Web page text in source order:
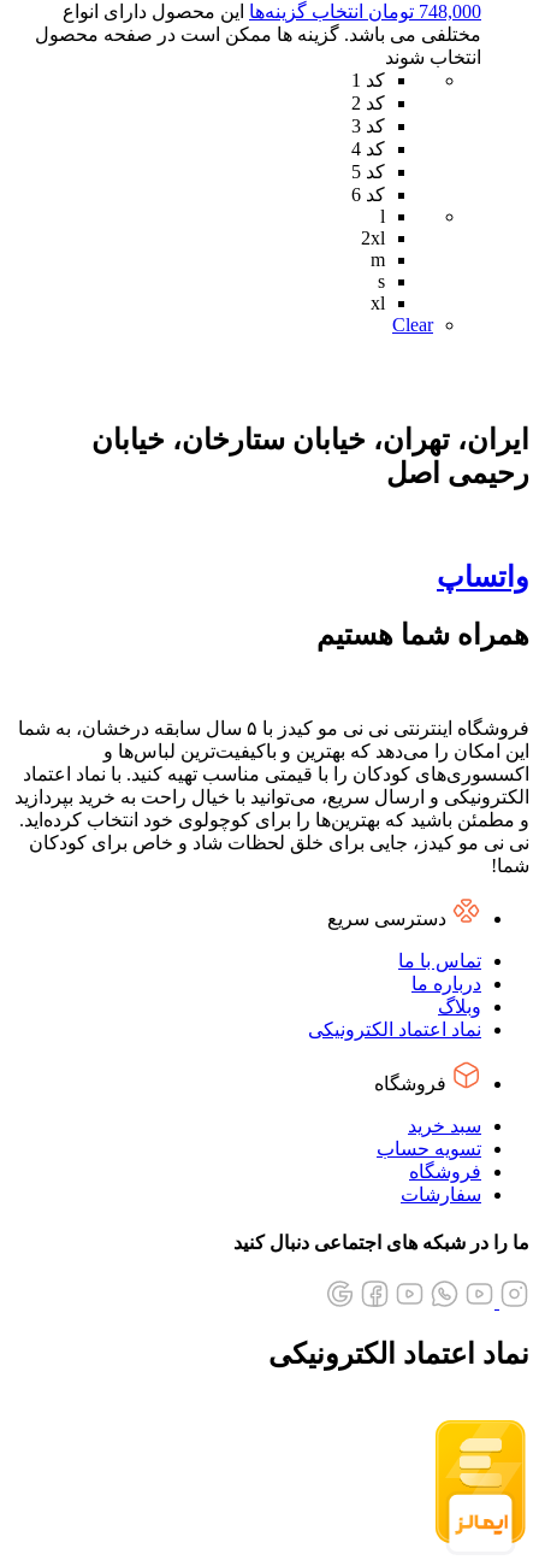
748,000 تومان انتخاب گزینه‌ها این محصول دارای انواع
مختلفی می باشد. گزینه ها ممکن است در صفحه محصول
انتخاب شوند
کد 1
کد 2
کد 3
کد 4
کد 5
کد 6
l
2xl
m
s
xl
Clear
ایران، تهران، خیابان ستارخان، خیابان
رحیمی اصل
واتساپ
همراه شما هستیم
فروشگاه اینترنتی نی نی مو کیدز با ۵ سال سابقه درخشان، به شما
این امکان را می‌دهد که بهترین و باکیفیت‌ترین لباس‌ها و
اکسسوری‌های کودکان را با قیمتی مناسب تهیه کنید. با نماد اعتماد
الکترونیکی و ارسال سریع، می‌توانید با خیال راحت به خرید بپردازید
و مطمئن باشید که بهترین‌ها را برای کوچولوی خود انتخاب کرده‌اید.
نی نی مو کیدز، جایی برای خلق لحظات شاد و خاص برای کودکان
شما!
دسترسی سریع
تماس با ما
درباره ما
وبلاگ
نماد اعتماد الکترونیکی
فروشگاه
سبد خرید
تسویه حساب
فروشگاه
سفارشات
ما را در شبکه های اجتماعی دنبال کنید
نماد اعتماد الکترونیکی